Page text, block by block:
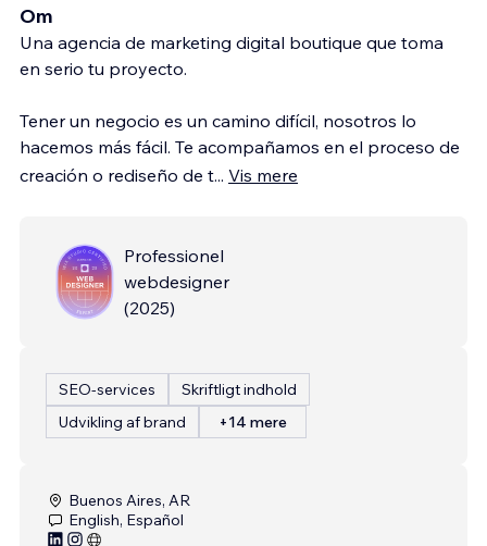
Om
Una agencia de marketing digital boutique que toma
en serio tu proyecto.
Tener un negocio es un camino difícil, nosotros lo
hacemos más fácil. Te acompañamos en el proceso de
creación o rediseño de t... Vis mere
Professionel
webdesigner
(2025)
SEO-services
Skriftligt indhold
Udvikling af brand
+14 mere
Buenos Aires, AR
English, Español